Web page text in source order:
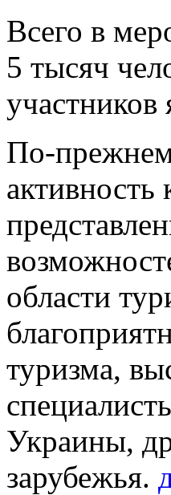
Всего в
5 тысяч
участников
По-
области
туризма,
Украины,
зарубежья.